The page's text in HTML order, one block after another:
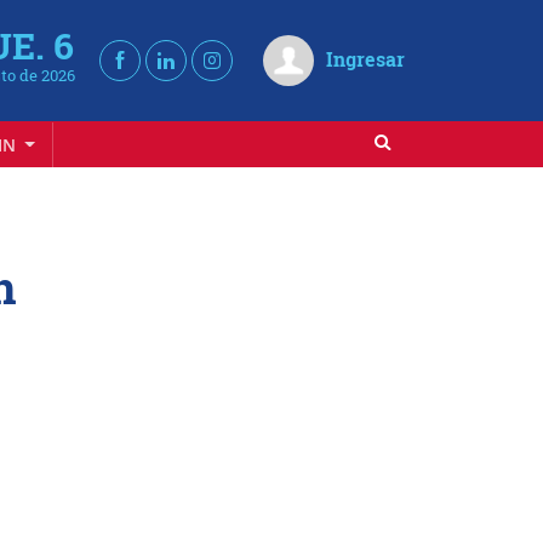
6
de 2026
Ingresar